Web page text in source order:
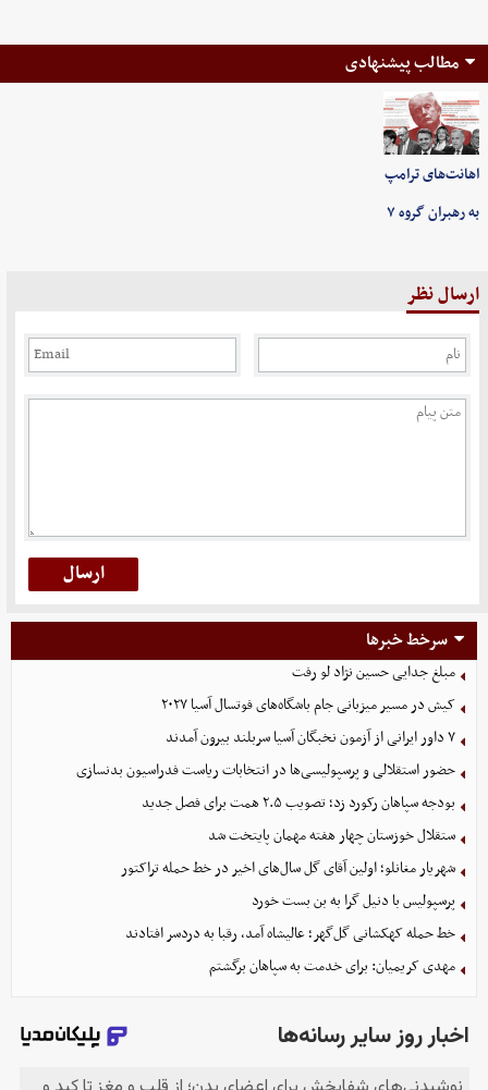
مطالب پیشنهادی
اهانت‌های ترامپ
به رهبران گروه ۷
ارسال نظر
سرخط خبرها
مبلغ جدایی حسین نژاد لو رفت
کیش در مسیر میزبانی جام باشگاه‌های فوتسال آسیا ۲۰۲۷
۷ داور ایرانی از آزمون نخبگان آسیا سربلند بیرون آمدند
حضور استقلالی و پرسپولیسی‌ها در انتخابات ریاست فدراسیون بدنسازی
بودجه سپاهان رکورد زد؛ تصویب ۲.۵ همت برای فصل جدید
ستقلال خوزستان چهار هفته مهمان پایتخت شد
شهریار مغانلو؛ اولین آقای گل سال‌های اخیر در خط حمله تراکتور
پرسپولیس با دنیل گرا به بن بست خورد
خط حمله کهکشانی گل‌گهر؛ عالیشاه آمد، رقبا به دردسر افتادند
مهدی کریمیان: برای خدمت به سپاهان برگشتم